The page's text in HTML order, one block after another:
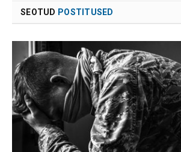
SEOTUD POSTITUSED